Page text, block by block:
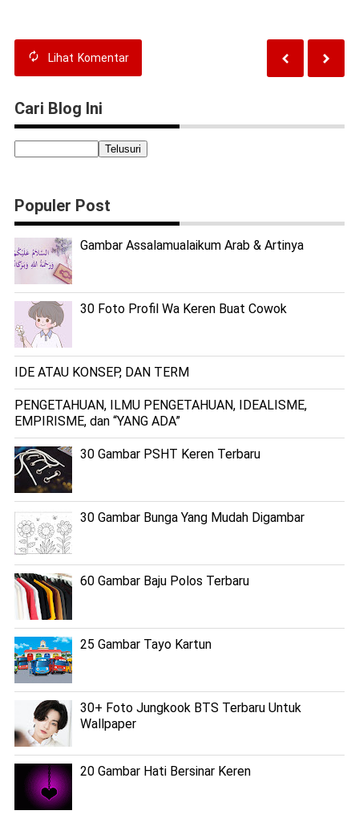
Lihat Komentar
Cari Blog Ini
Populer Post
Gambar Assalamualaikum Arab & Artinya
30 Foto Profil Wa Keren Buat Cowok
IDE ATAU KONSEP, DAN TERM
PENGETAHUAN, ILMU PENGETAHUAN, IDEALISME,
EMPIRISME, dan “YANG ADA”
30 Gambar PSHT Keren Terbaru
30 Gambar Bunga Yang Mudah Digambar
60 Gambar Baju Polos Terbaru
25 Gambar Tayo Kartun
30+ Foto Jungkook BTS Terbaru Untuk
Wallpaper
20 Gambar Hati Bersinar Keren